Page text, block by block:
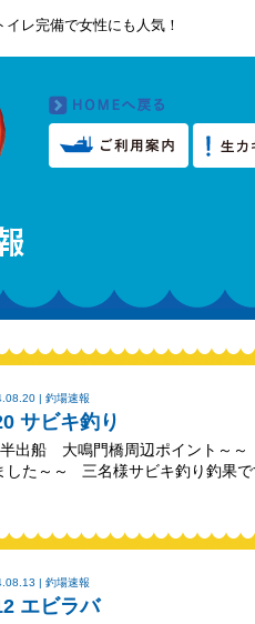
レ完備で女性にも人気！
| 釣場速報
サビキ釣り
出船 大鳴門橋周辺ポイント～～
した～～ 三名様サビキ釣り釣果
| 釣場速報
エビラバ